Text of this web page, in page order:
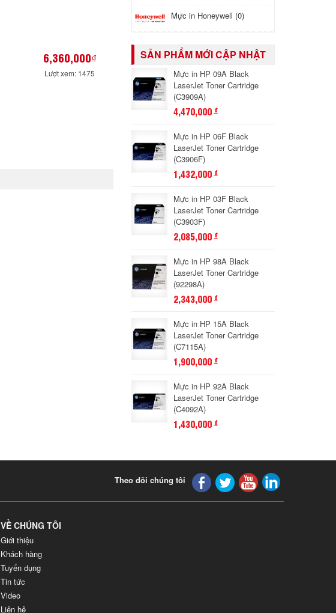
6,360,000₫
Lượt xem: 1475
Mực in Honeywell (0)
SẢN PHẨM MỚI CẬP NHẬT
Mực in HP 09A Black
LaserJet Toner Cartridge
(C3909A)
4,470,000đ
Mực in HP 06F Black
LaserJet Toner Cartridge
(C3906F)
1,432,000đ
Mực in HP 03F Black
LaserJet Toner Cartridge
(C3903F)
2,085,000đ
Mực in HP 98A Black
LaserJet Toner Cartridge
(92298A)
2,343,000đ
Mực in HP 15A Black
LaserJet Toner Cartridge
(C7115A)
1,900,000đ
Mực in HP 92A Black
LaserJet Toner Cartridge
(C4092A)
1,430,000đ
Theo dõi chúng tôi
VỀ CHÚNG TÔI
Giới thiệu
Khách hàng
Tuyển dụng
Tin tức
Video
Liên hệ